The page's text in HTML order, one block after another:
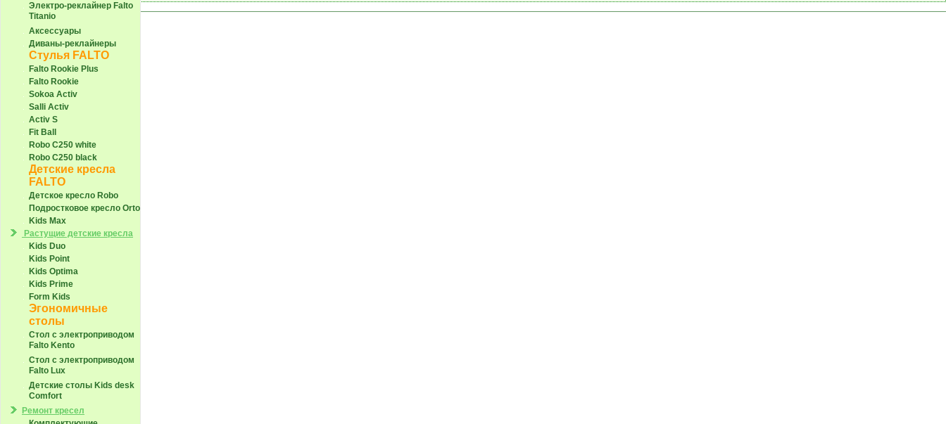
Электро-реклайнер Falto
Titanio
Аксессуары
Диваны-реклайнеры
Стулья FALTO
Falto Rookie Plus
Falto Rookie
Sokoa Activ
Salli Activ
Activ S
Fit Ball
Robo С250 white
Robo С250 black
Детские кресла
FALTO
Детское кресло Robo
Подростковое кресло Orto
Kids Max
Растущие детские кресла
Kids Duo
Kids Point
Kids Optima
Kids Prime
Form Kids
Эгономичные
столы
Стол с электроприводом
Falto Kento
Стол с электроприводом
Falto Lux
Детские столы Kids desk
Comfort
Ремонт кресел